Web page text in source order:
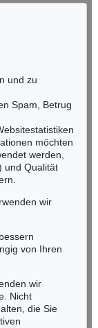
und zu
Spam, Betrug
möchten
werden,
und Qualität
wir
von Ihren
wir
Nicht
die Sie